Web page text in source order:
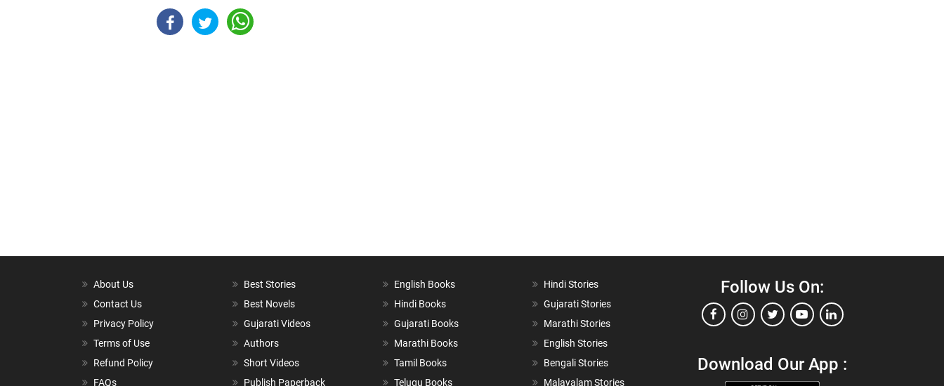
About Us
Contact Us
Privacy Policy
Terms of Use
Refund Policy
FAQs
Best Stories
Best Novels
Gujarati Videos
Authors
Short Videos
Publish Paperback
English Books
Hindi Books
Gujarati Books
Marathi Books
Tamil Books
Telugu Books
Hindi Stories
Gujarati Stories
Marathi Stories
English Stories
Bengali Stories
Malayalam Stories
Follow Us On:
Download Our App :